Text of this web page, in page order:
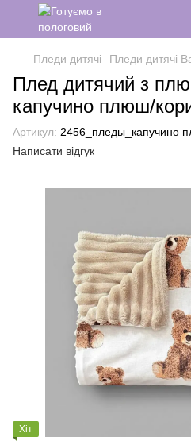
Пледи дитячі Пледи дитячі
Плед дитячий з
капучино плюш/
Артикул: 2456_пледы_капучино
Написати відгук
Хіт